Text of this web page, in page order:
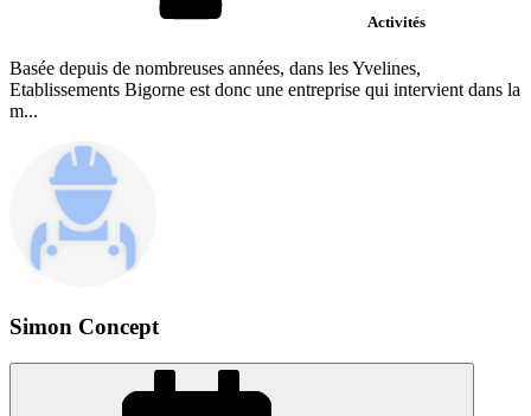
Activités
Basée depuis de nombreuses années, dans les Yvelines,
Etablissements Bigorne est donc une entreprise qui intervient dans la
m...
Simon Concept